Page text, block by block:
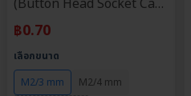
(Button Head Socket Cap
Screw) วัสดุ: สแตนเลส 304 |
ขนาด M2, M2.5, M3, M4,
M5, M6, M8 | ความยาว: 3-
90 มม. | จำหน่ายราคาต่อตัว
฿0.70
เลือกขนาด
M2/3 mm
M2/4 mm